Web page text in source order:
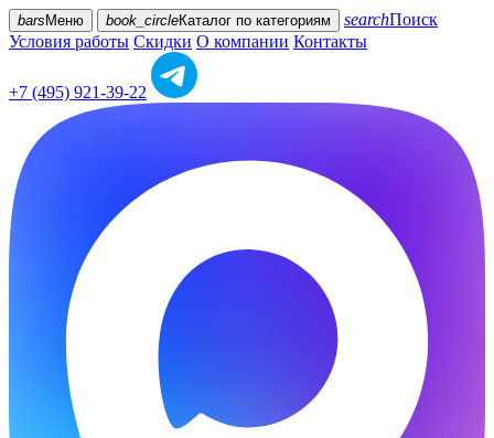
bars Меню book_circleКаталог по категориям searchПоиск
Условия работы Скидки О компании Контакты
+7 (495) 921-39-22